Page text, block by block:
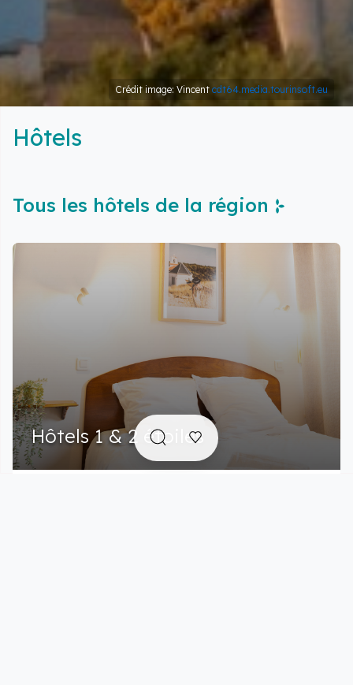
Crédit image: Vincent cdt64.media.tourinsoft.eu
Hôtels
Tous les hôtels de la région
Hôtels 1 & 2 étoiles